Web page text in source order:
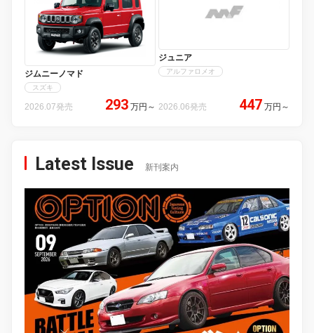
ジムニーノマド
スズキ
2026.07発売 293 万円 ～
ジュニア
アルファロメオ
2026.06発売 447 万円 ～
Latest Issue 新刊案内